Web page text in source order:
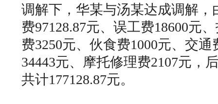
调解下，华某与汤某达成调解，
费97128.87元、误工费18600元
费3250元、伙食费1000元、交
34443元、摩托修理费2107元，
共计177128.87元。